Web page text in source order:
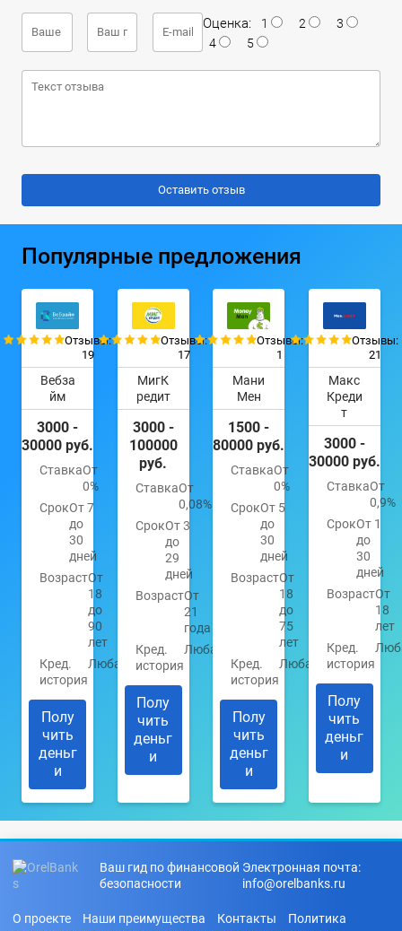
Оценка: 1 2
3
4
5
Популярные предложения
Отзывы:
19
Вебза
йм
3000 -
30000 руб.
СтавкаОт
0%
СрокОт 7
до
30
дней
ВозрастОт
18
до
90
лет
Кред.
история
Любая
Полу
чить
деньг
и
Отзывы:
17
МигК
редит
3000 -
100000
руб.
СтавкаОт
0,08%
СрокОт 3
до
29
дней
ВозрастОт
21
года
Кред.
история
Любая
Полу
чить
деньг
и
Отзывы:
1
Мани
Мен
1500 -
80000 руб.
СтавкаОт
0%
СрокОт 5
до
30
дней
ВозрастОт
18
до
75
лет
Кред.
история
Любая
Полу
чить
деньг
и
Отзывы:
21
Макс
Креди
т
3000 -
30000 руб.
СтавкаОт
0,9%
СрокОт 1
до
30
дней
ВозрастОт
18
лет
Кред.
история
Полу
чить
деньг
и
Ваш гид по финансовой
безопасности
Электронная почта:
info@orelbanks.ru
О проекте Наши преимущества Контакты
Политика